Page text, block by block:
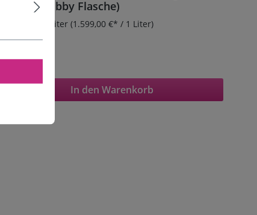
120ml Chubby Flasche)
0.01 Liter (1.599,00 €* / 1 Liter)
15,99 €*
In den Warenkorb